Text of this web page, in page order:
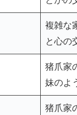
複雑な
と心の
猪爪家
妹のよ
猪爪家